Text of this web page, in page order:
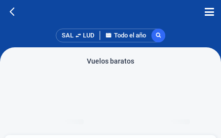
SAL LUD Todo el año
Vuelos baratos